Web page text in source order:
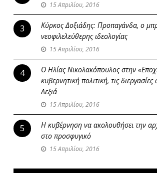
15 Απριλίου, 2016
3
Κύρκος Δοξιάδης: Προπαγάνδα, ο
νεοφιλελεύθερης ιδεολογίας
15 Απριλίου, 2016
4
Ο Ηλίας Νικολακόπουλος στην
κυβερνητική πολιτική, τις
Δεξιά
15 Απριλίου, 2016
5
Η κυβέρνηση να ακολουθήσει την
στο προσφυγικό
15 Απριλίου, 2016